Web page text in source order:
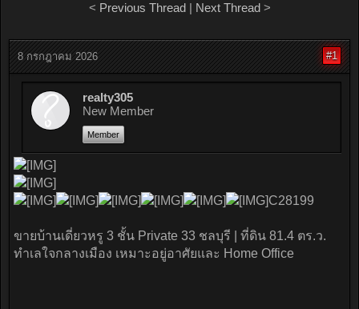
< Previous Thread| Next Thread>
8 กรกฎาคม 2026 #1
realty305
New Member
Member
C28199
ขายบ้านเดี่ยวหรู 3 ชั้น Private 33 ชลบุรี | ที่ดิน 81.4 ตร.ว.
ทำเลใจกลางเมือง เหมาะอยู่อาศัยและ Home Office